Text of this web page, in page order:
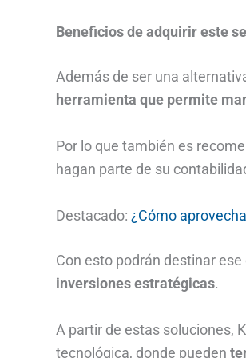
Beneficios de adquirir este
Además de ser una
herramienta que permite
Por lo que también es
hagan parte de su
Destacado: ¿Cómo
Con esto podrán destinar
inversiones estratégicas.
A partir de estas soluciones,
tecnológica, donde pueden